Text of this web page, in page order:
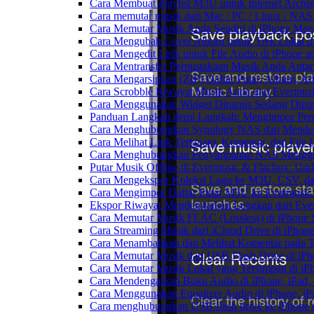
Cara Membuat Playlist M3U untuk Internet
Cara memutar musik dari Mac / PC / Linux /
Cara Memutar Musik Anda Sendiri di iPhone
Cara Mengubah Cover Album untuk Trek Lokal
Cara Mengedit Lirik untuk File Audio di iPhone
Cara Mentransfer Perpustakaan Musik Anda
Cara Mengarsipkan (ZIP) Daftar Putar, Album,
Cara Scrobble Riwayat Musik Anda dari
Cara Menggunakan Widget Dinamis Sedang
Panduan Langkah demi Langkah: Mengimpor
Cara Menghubungkan Synology NAS dan
Cara Melihat Lirik Tertanam, Komentar, dan
Cara Menghubungkan Penyimpanan NAS
Putar Musik Offline di Evermusic & Flacbox:
Cara Mengekspor Koleksi Lagu ke M3U, CSV,
Cara Mengimpor Daftar Putar M3U ke
Ekspor Riwayat Mendengarkan Lengkap dari
Cara Memutar Musik FLAC (Lossless) di iPhone
Cara Streaming Musik dari iCloud Drive di
Cara Menambahkan dan Melihat Komentar pada
Cara Memutar Musik dari USB Flash Drive di
Cara Memutar Musik Lokal yang Tersimpan di
Cara Mendengarkan Buku Audio di iPhone,
Cara Menggunakan Equalizer Audio di iPhone,
Cara menghubungkan USB flash drive ke